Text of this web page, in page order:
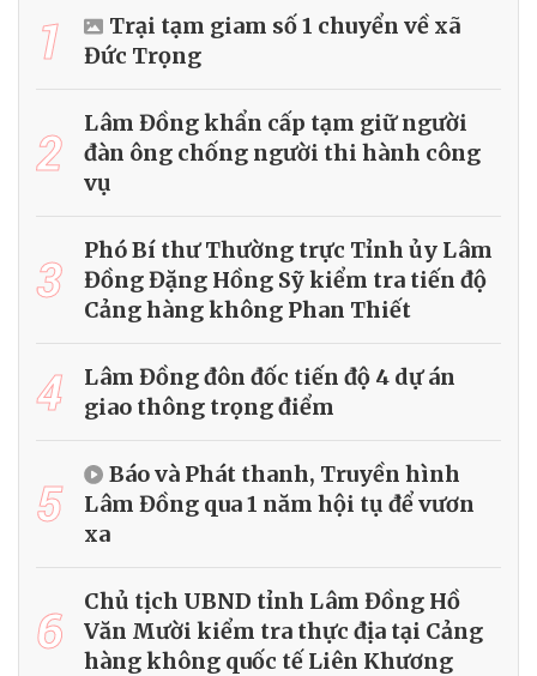
1
Trại tạm giam số 1 chuyển về xã
Đức Trọng
2
Lâm Đồng khẩn cấp tạm giữ người
đàn ông chống người thi hành công
vụ
3
Phó Bí thư Thường trực Tỉnh ủy Lâm
Đồng Đặng Hồng Sỹ kiểm tra tiến độ
Cảng hàng không Phan Thiết
4
Lâm Đồng đôn đốc tiến độ 4 dự án
giao thông trọng điểm
5
Báo và Phát thanh, Truyền hình
Lâm Đồng qua 1 năm hội tụ để vươn
xa
6
Chủ tịch UBND tỉnh Lâm Đồng Hồ
Văn Mười kiểm tra thực địa tại Cảng
hàng không quốc tế Liên Khương